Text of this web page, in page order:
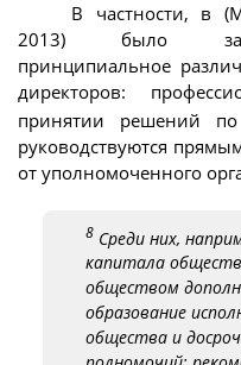
В частности, в
2013) было
принципиальное
директоров:
принятии решений
руководствуются
от уполномоченного
8 Среди них,
капитала
обществом
образование
общества и